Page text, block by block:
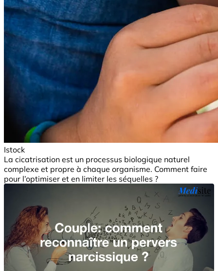
Istock
La cicatrisation est un processus biologique naturel
complexe et propre à chaque organisme. Comment faire
pour l’optimiser et en limiter les séquelles ?